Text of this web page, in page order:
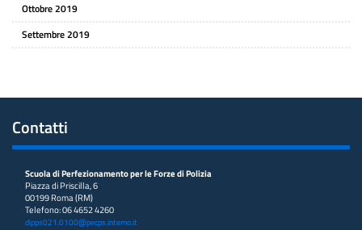
Ottobre 2019
Settembre 2019
Contatti
Scuola di Perfezionamento per le Forze di Polizia
Piazza di Priscilla, 6
00199 Roma (RM)
Telefono: 06 4652 4260
dipps021.0100@pecps.interno.it